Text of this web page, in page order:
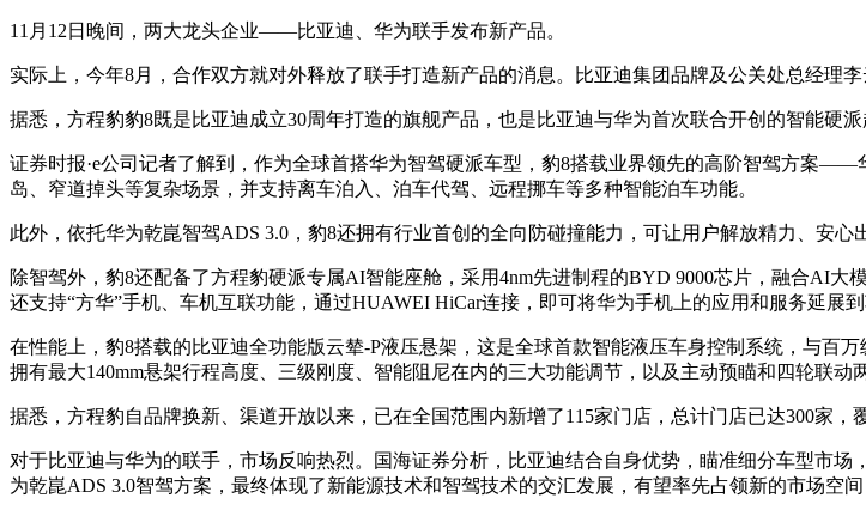
11月12日晚间，两大龙头企业——比亚迪、华为联手发布新产品。
实际上，今年8月，合作双方就对外释放了联手打造新产品的消息。比亚迪集团品牌及公关处总经理
据悉，方程豹豹8既是比亚迪成立30周年打造的旗舰产品，也是比亚迪与华为首次联合开创的智能硬
证券时报·e公司记者了解到，作为全球首搭华为智驾硬派车型，豹8搭载业界领先的高阶智驾方案
岛、窄道掉头等复杂场景，并支持离车泊入、泊车代驾、远程挪车等多种智能泊车功能。
此外，依托华为乾崑智驾ADS 3.0，豹8还拥有行业首创的全向防碰撞能力，可让用户解放精力、安心
除智驾外，豹8还配备了方程豹硬派专属AI智能座舱，采用4nm先进制程的BYD 9000芯片，融合AI
还支持“方华”手机、车机互联功能，通过HUAWEI HiCar连接，即可将华为手机上的应用和服务延展到
在性能上，豹8搭载的比亚迪全功能版云辇-P液压悬架，这是全球首款智能液压车身控制系统，与百
拥有最大140mm悬架行程高度、三级刚度、智能阻尼在内的三大功能调节，以及主动预瞄和四轮联动
据悉，方程豹自品牌换新、渠道开放以来，已在全国范围内新增了115家门店，总计门店已达300家，
对于比亚迪与华为的联手，市场反响热烈。国海证券分析，比亚迪结合自身优势，瞄准细分车型市
为乾崑ADS 3.0智驾方案，最终体现了新能源技术和智驾技术的交汇发展，有望率先占领新的市场空间